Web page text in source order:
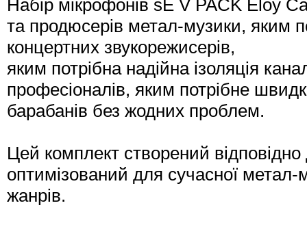
Набір мікрофонів sE V PACK Eloy
та продюсерів метал-музики, яким
концертних звукорежисерів,
яким потрібна надійна ізоляція
професіоналів, яким потрібне
барабанів без жодних проблем.
Цей комплект створений
оптимізований для сучасної метал-
жанрів.